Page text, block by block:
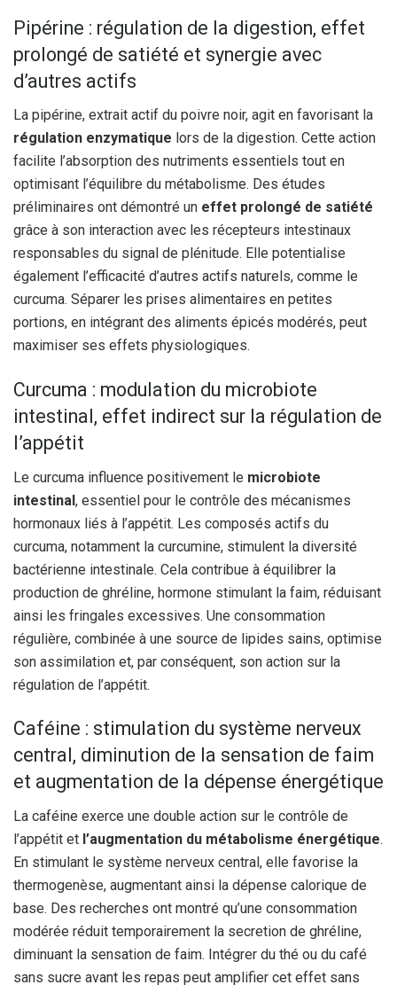
Pipérine : régulation de la digestion, effet
prolongé de satiété et synergie avec
d’autres actifs
La pipérine, extrait actif du poivre noir, agit en favorisant la
régulation enzymatique lors de la digestion. Cette action
facilite l’absorption des nutriments essentiels tout en
optimisant l’équilibre du métabolisme. Des études
préliminaires ont démontré un effet prolongé de satiété
grâce à son interaction avec les récepteurs intestinaux
responsables du signal de plénitude. Elle potentialise
également l’efficacité d’autres actifs naturels, comme le
curcuma. Séparer les prises alimentaires en petites
portions, en intégrant des aliments épicés modérés, peut
maximiser ses effets physiologiques.
Curcuma : modulation du microbiote
intestinal, effet indirect sur la régulation de
l’appétit
Le curcuma influence positivement le microbiote
intestinal, essentiel pour le contrôle des mécanismes
hormonaux liés à l’appétit. Les composés actifs du
curcuma, notamment la curcumine, stimulent la diversité
bactérienne intestinale. Cela contribue à équilibrer la
production de ghréline, hormone stimulant la faim, réduisant
ainsi les fringales excessives. Une consommation
régulière, combinée à une source de lipides sains, optimise
son assimilation et, par conséquent, son action sur la
régulation de l’appétit.
Caféine : stimulation du système nerveux
central, diminution de la sensation de faim
et augmentation de la dépense énergétique
La caféine exerce une double action sur le contrôle de
l’appétit et l’augmentation du métabolisme énergétique.
En stimulant le système nerveux central, elle favorise la
thermogenèse, augmentant ainsi la dépense calorique de
base. Des recherches ont montré qu’une consommation
modérée réduit temporairement la secretion de ghréline,
diminuant la sensation de faim. Intégrer du thé ou du café
sans sucre avant les repas peut amplifier cet effet sans